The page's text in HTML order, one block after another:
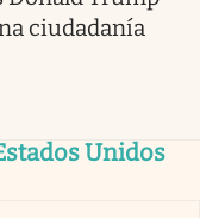
ciudadanía
Unidos